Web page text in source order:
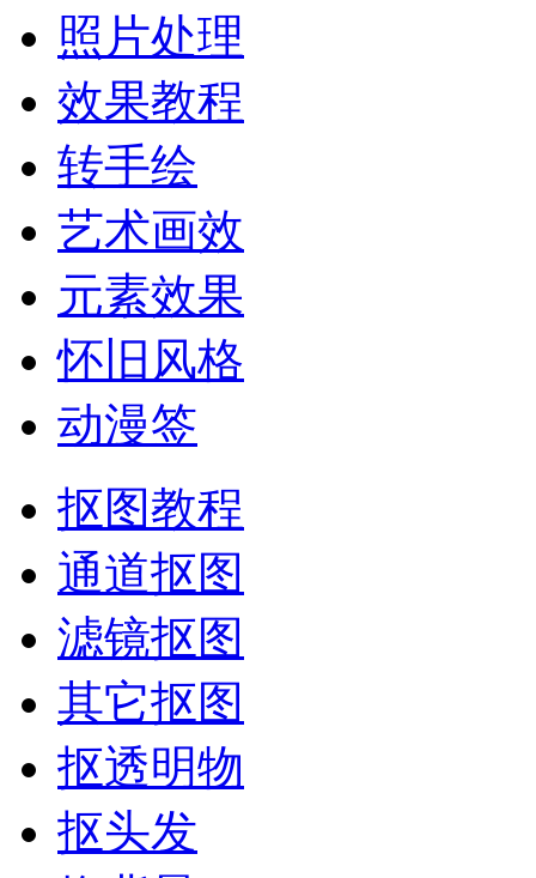
照片处理
效果教程
转手绘
艺术画效
元素效果
怀旧风格
动漫签
抠图教程
通道抠图
滤镜抠图
其它抠图
抠透明物
抠头发